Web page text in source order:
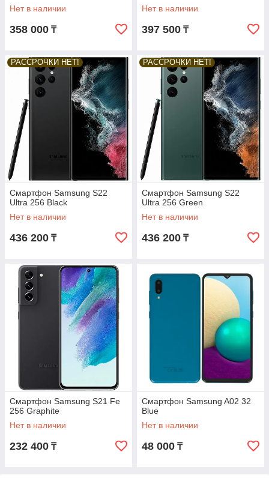
Нет в наличии
358 000 ₸
Нет в наличии
397 500 ₸
РАССРОЧКИ НЕТ!
Смартфон Samsung S22
Ultra 256 Black
Нет в наличии
436 200 ₸
РАССРОЧКИ НЕТ!
Смартфон Samsung S22
Ultra 256 Green
Нет в наличии
436 200 ₸
Смартфон Samsung S21 Fe
256 Graphite
Нет в наличии
232 400 ₸
Смартфон Samsung A02 32
Blue
Нет в наличии
48 000 ₸